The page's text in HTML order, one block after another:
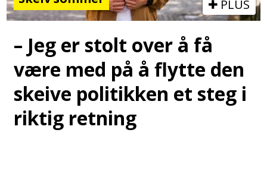
PLUS
– Jeg er stolt over å få
være med på å flytte den
skeive politikken et steg i
riktig retning